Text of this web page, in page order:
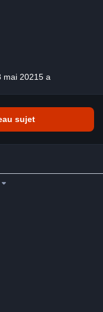
mai 20215 a
sujet